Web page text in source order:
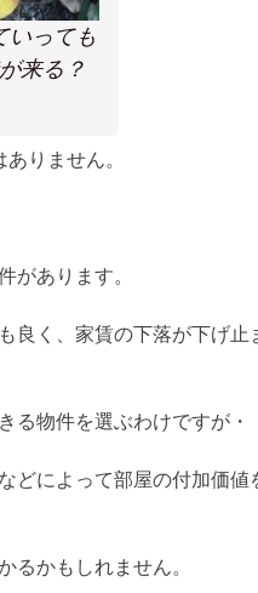
いっても
来る？
りません。
があります。
良く、家賃の下落が下げ止
る物件を選ぶわけですが・
どによって部屋の付加価値
るかもしれません。